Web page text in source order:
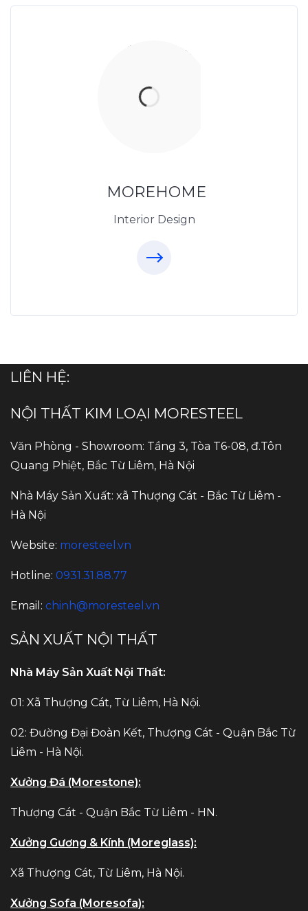
MOREHOME
Interior Design
Thiết Kế Nội Thất
LIÊN HỆ:
NỘI THẤT KIM LOẠI MORESTEEL
Văn Phòng - Showroom: Tầng 3, Tòa T6-08, đ.Tôn
Quang Phiệt, Bắc Từ Liêm, Hà Nội
Nhà Máy Sản Xuất: xã Thượng Cát - Bắc Từ Liêm -
Hà Nội
Website: moresteel.vn
Hotline: 0931.31.88.77
Email: chinh@moresteel.vn
SẢN XUẤT NỘI THẤT
Nhà Máy Sản Xuất Nội Thất:
01: Xã Thượng Cát, Từ Liêm, Hà Nội.
02: Đường Đại Đoàn Kết, Thượng Cát - Quận Bắc Từ
Liêm - Hà Nội.
Xưởng Đá (Morestone):
Thượng Cát - Quận Bắc Từ Liêm - HN.
Xưởng Gương & Kính (Moreglass):
Xã Thượng Cát, Từ Liêm, Hà Nội.
Xưởng Sofa (Moresofa):